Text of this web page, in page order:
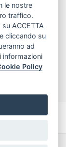
le nostre
traffico.
ACCETTA
cliccando su
ad
informazioni
Policy